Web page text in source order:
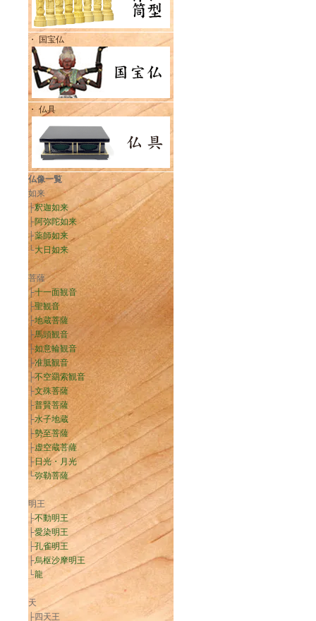
・ 国宝仏
・ 仏具
仏像一覧
如来
├釈迦如来
├阿弥陀如来
├薬師如来
└大日如来
菩薩
├十一面観音
├聖観音
├地蔵菩薩
├馬頭観音
├如意輪観音
├准胝観音
├不空羂索観音
├文殊菩薩
├普賢菩薩
├水子地蔵
├勢至菩薩
├虚空蔵菩薩
├日光・月光
└弥勒菩薩
明王
├不動明王
├愛染明王
├孔雀明王
├烏枢沙摩明王
└龍
天
├四天王